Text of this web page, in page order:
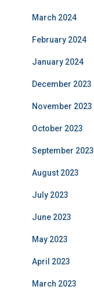
March 2024
February 2024
January 2024
December 2023
November 2023
October 2023
September 2023
August 2023
July 2023
June 2023
May 2023
April 2023
March 2023